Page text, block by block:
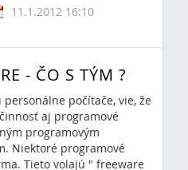
11.1.2012 16:10
- ČO S TÝM ?
počítače, vie, že
aj programové
programovým
Niektoré programové
Tieto volajú " freeware